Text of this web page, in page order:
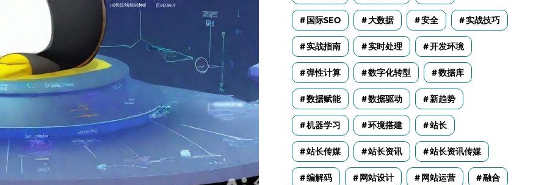
国际SEO 大数据 安全 实战技巧
实战指南 实时处理 开发环境
弹性计算 数字化转型 数据库
数据赋能 数据驱动 新趋势
机器学习 环境搭建 站长
站长传媒 站长资讯 站长资讯传媒
编解码 网站设计 网站运营 融合